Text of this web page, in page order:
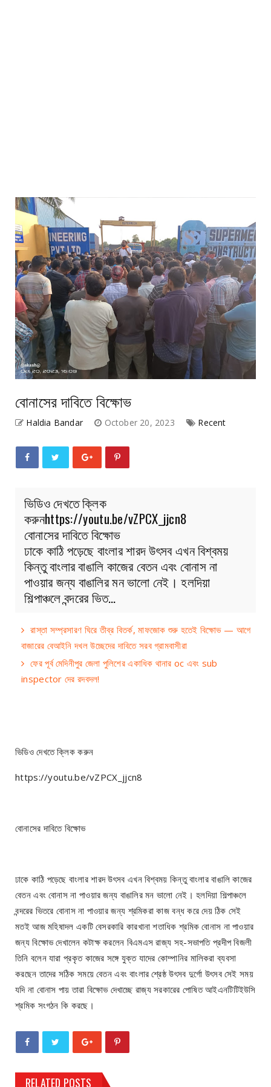
বোনাসের দাবিতে বিক্ষোভ
Haldia Bandar October 20, 2023 Recent
ভিডিও দেখতে ক্লিক
করুনhttps://youtu.be/vZPCX_jjcn8
বোনাসের দাবিতে বিক্ষোভ
ঢাকে কাঠি পড়েছে বাংলার শারদ উৎসব এখন বিশ্বময়
কিন্তু বাংলার বাঙালি কাজের বেতন এবং বোনাস না
পাওয়ার জন্য বাঙালির মন ভালো নেই। হলদিয়া
শিল্পাঞ্চলে বন্দরের ভিত…
রাস্তা সম্প্রসারণ ঘিরে তীব্র বিতর্ক, মাফজোক শুরু হতেই বিক্ষোভ — আগে
বাজারের বেআইনি দখল উচ্ছেদের দাবিতে সরব গ্রামবাসীরা
ফের পূর্ব মেদিনীপুর জেলা পুলিশের একাধিক থানার oc এবং sub
inspector দের রদবদল!
ভিডিও দেখতে ক্লিক করুন
https://youtu.be/vZPCX_jjcn8
বোনাসের দাবিতে বিক্ষোভ
ঢাকে কাঠি পড়েছে বাংলার শারদ উৎসব এখন বিশ্বময় কিন্তু বাংলার বাঙালি কাজের
বেতন এবং বোনাস না পাওয়ার জন্য বাঙালির মন ভালো নেই। হলদিয়া শিল্পাঞ্চলে
বন্দরের ভিতরে বোনাস না পাওয়ার জন্য শ্রমিকরা কাজ বন্ধ করে দেয় ঠিক সেই
মতই আজ মহিষাদল একটি বেসরকারি কারখানা শতাধিক শ্রমিক বোনাস না পাওয়ার
জন্য বিক্ষোভ দেখালেন কটাক্ষ করলেন বিএমএস রাজ্য সহ-সভাপতি প্রদীপ বিজলী
তিনি বলেন যারা প্রকৃত কাজের সঙ্গে যুক্ত যাদের কোম্পানির মালিকরা ব্যবসা
করছেন তাদের সঠিক সময়ে বেতন এবং বাংলার শ্রেষ্ঠ উৎসব দুর্গো উৎসব সেই সময়
যদি না বোনাস পায় তারা বিক্ষোভ দেখাচ্ছে রাজ্য সরকারের পোষিত আইএনটিটিইউসি
শ্রমিক সংগঠন কি করছে।
RELATED POSTS